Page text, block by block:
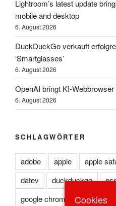
Lightroom’s latest update
mobile and desktop
6. August 2026
DuckDuckGo verkauft
‘Smartglasses’
6. August 2026
OpenAI bringt KI-
6. August 2026
SCHLAGWÖRTER
adobe apple apple
datev
duckduckgo
google chrome
kaspersky
Cookies